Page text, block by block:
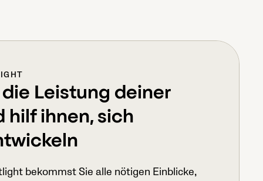
Leistung deiner
hilf ihnen, sich
bekommst Sie alle nötigen Einblicke,